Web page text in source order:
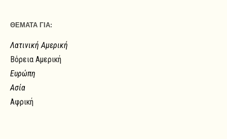
ΘΕΜΑΤΑ ΓΙΑ:
Λατινική Αμερική
Βόρεια Αμερική
Ευρώπη
Ασία
Αφρική